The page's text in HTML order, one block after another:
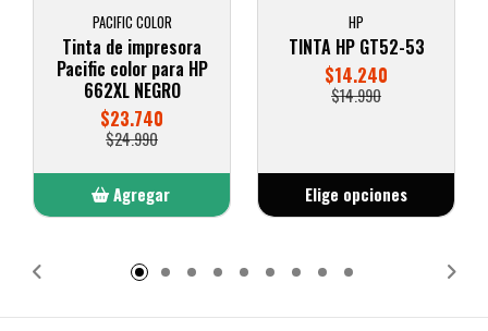
PACIFIC COLOR
Tinta de impresora
Pacific color para HP
662XL NEGRO
$23.740
$24.990
Agregar
HP
TINTA HP GT52-53
$14.240
$14.990
Elige opciones